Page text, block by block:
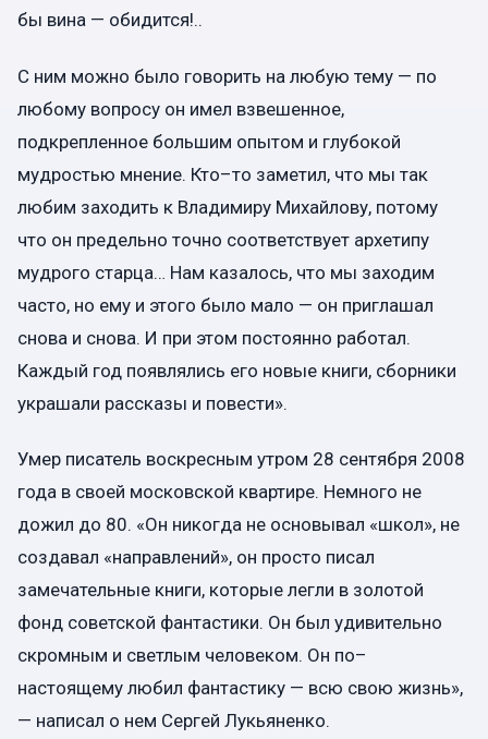
бы вина — обидится!..
С ним можно было говорить на любую тему — по
любому вопросу он имел взвешенное,
подкрепленное большим опытом и глубокой
мудростью мнение. Кто–то заметил, что мы так
любим заходить к Владимиру Михайлову, потому
что он предельно точно соответствует архетипу
мудрого старца… Нам казалось, что мы заходим
часто, но ему и этого было мало — он приглашал
снова и снова. И при этом постоянно работал.
Каждый год появлялись его новые книги, сборники
украшали рассказы и повести».
Умер писатель воскресным утром 28 сентября 2008
года в своей московской квартире. Немного не
дожил до 80. «Он никогда не основывал «школ», не
создавал «направлений», он просто писал
замечательные книги, которые легли в золотой
фонд советской фантастики. Он был удивительно
скромным и светлым человеком. Он по–
настоящему любил фантастику — всю свою жизнь»,
— написал о нем Сергей Лукьяненко.